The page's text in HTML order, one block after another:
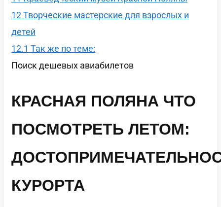
12Творческие мастерские для взрослых и
детей
12.1 Так же по теме:
Поиск дешевых авиабилетов
КРАСНАЯ ПОЛЯНА ЧТО
ПОСМОТРЕТЬ ЛЕТОМ:
КУРОРТА